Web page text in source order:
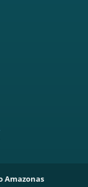
Amazonas